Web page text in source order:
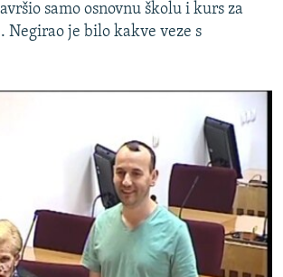
samo osnovnu školu i kurs za
Negirao je bilo kakve veze s